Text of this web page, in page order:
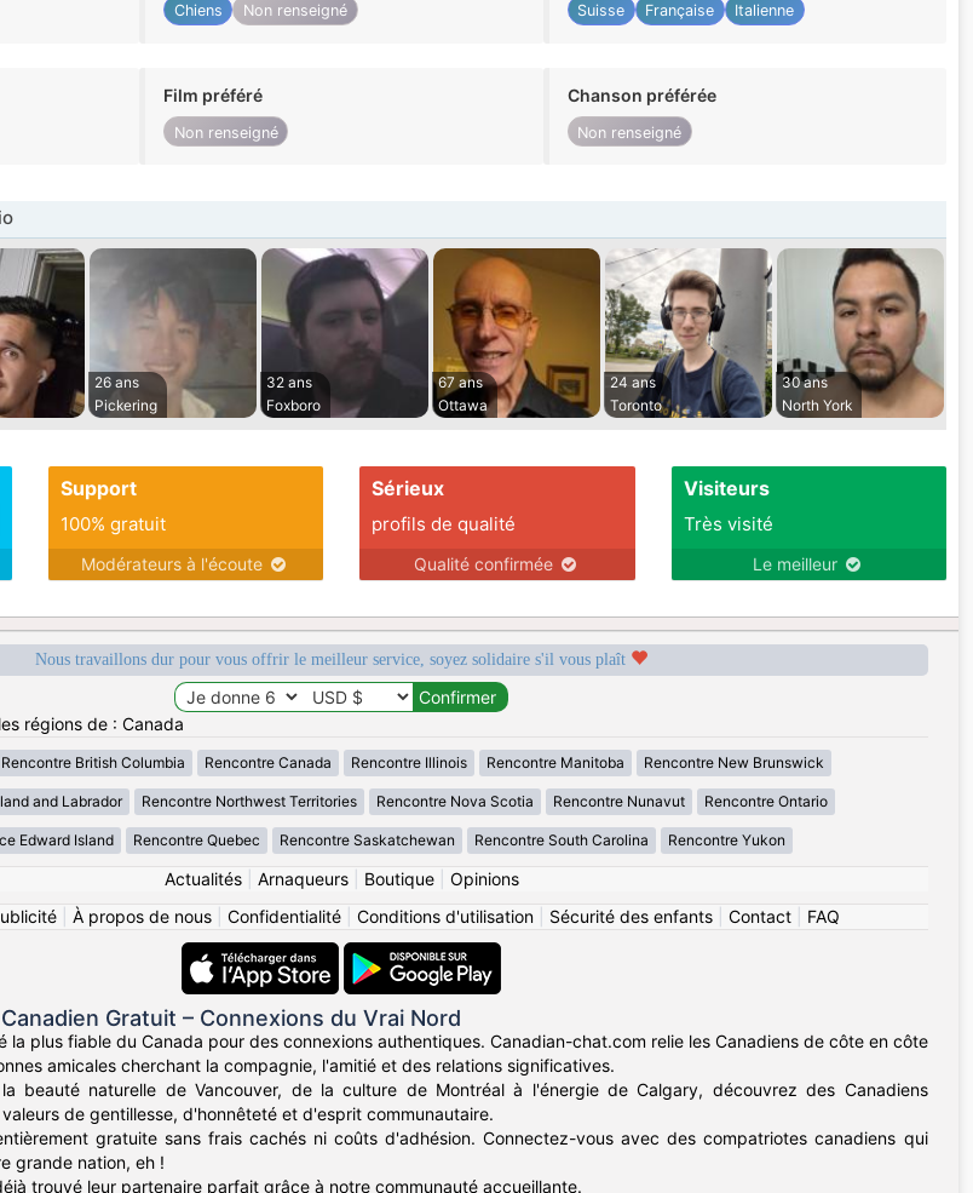
Chiens Non renseigné Suisse Française Italienne
Film préféré
Non renseigné
Chanson préférée
Non renseigné
26 ans
Pickering
32 ans
Foxboro
67 ans
Ottawa
24 ans
Toronto
30 ans
North York
Support
100% gratuit
Modérateurs à l'écoute
Sérieux
profils de qualité
Qualité confirmée
Visiteurs
Très visité
Le meilleur
Nous travaillons dur pour vous offrir le meilleur service, soyez solidaire s'il vous plaît
régions de : Canada
Rencontre British Columbia Rencontre Canada Rencontre Illinois Rencontre Manitoba Rencontre New Brunswick
and Labrador Rencontre Northwest Territories Rencontre Nova Scotia Rencontre Nunavut Rencontre Ontario
Edward Island Rencontre Quebec Rencontre Saskatchewan Rencontre South Carolina Rencontre Yukon
Actualités| Arnaqueurs| Boutique| Opinions
| À propos de nous| Confidentialité| Conditions d'utilisation| Sécurité des enfants| Contact| FAQ
Gratuit – Connexions du Vrai Nord
la plus fiable du Canada pour des connexions authentiques. Canadian-chat.com relie les Canadiens de côte en côte
amicales cherchant la compagnie, l'amitié et des relations significatives.
beauté naturelle de Vancouver, de la culture de Montréal à l'énergie de Calgary, découvrez des Canadiens
de gentillesse, d'honnêteté et d'esprit communautaire.
gratuite sans frais cachés ni coûts d'adhésion. Connectez-vous avec des compatriotes canadiens qui
grande nation, eh !
trouvé leur partenaire parfait grâce à notre communauté accueillante.